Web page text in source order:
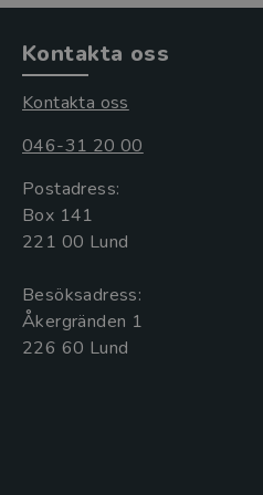
Kontakta oss
Kontakta oss
046-31 20 00
Postadress:
Box 141
221 00 Lund
Besöksadress:
Åkergränden 1